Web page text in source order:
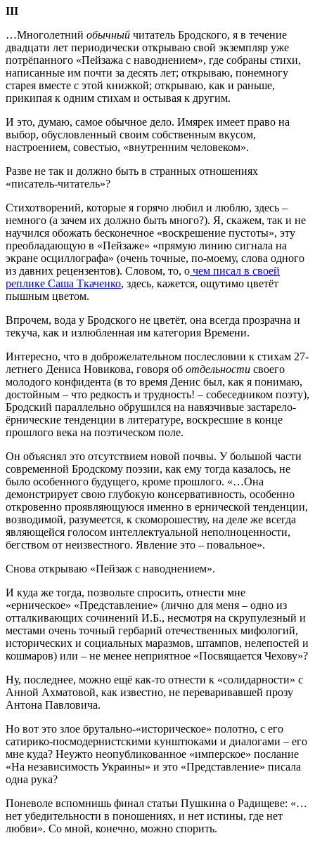
III
…Многолетний обычный читатель Бродского, я в течение
двадцати лет периодически открываю свой экземпляр уже
потрёпанного «Пейзажа с наводнением», где собраны стихи,
написанные им почти за десять лет; открываю, понемногу
старея вместе с этой книжкой; открываю, как и раньше,
прикипая к одним стихам и остывая к другим.
И это, думаю, самое обычное дело. Имярек имеет право на
выбор, обусловленный своим собственным вкусом,
настроением, совестью, «внутренним человеком».
Разве не так и должно быть в странных отношениях
«писатель-читатель»?
Стихотворений, которые я горячо любил и люблю, здесь –
немного (а зачем их должно быть много?). Я, скажем, так и не
научился обожать бесконечное «воскрешение пустоты», эту
преобладающую в «Пейзаже» «прямую линию сигнала на
экране осциллографа» (очень точные, по-моему, слова одного
из давних рецензентов). Словом, то, о чем писал в своей
реплике Саша Ткаченко, здесь, кажется, ощутимо цветёт
пышным цветом.
Впрочем, вода у Бродского не цветёт, она всегда прозрачна и
текуча, как и излюбленная им категория Времени.
Интересно, что в доброжелательном послесловии к стихам 27-
летнего Дениса Новикова, говоря об отдельности своего
молодого конфидента (в то время Денис был, как я понимаю,
достойным – что редкость и трудность! – собеседником поэту),
Бродский параллельно обрушился на навязчивые застарело-
ёрнические тенденции в литературе, воскресшие в конце
прошлого века на поэтическом поле.
Он объяснял это отсутствием новой почвы. У большой части
современной Бродскому поэзии, как ему тогда казалось, не
было особенного будущего, кроме прошлого. «…Она
демонстрирует свою глубокую консервативность, особенно
откровенно проявляющуюся именно в ернической тенденции,
возводимой, разумеется, к скоморошеству, на деле же всегда
являющейся голосом интеллектуальной неполноценности,
бегством от неизвестного. Явление это – повальное».
Снова открываю «Пейзаж с наводнением».
И куда же тогда, позвольте спросить, отнести мне
«ерническое» «Представление» (лично для меня – одно из
отталкивающих сочинений И.Б., несмотря на скрупулезный и
местами очень точный гербарий отечественных мифологий,
исторических и социальных маразмов, штампов, нелепостей и
кошмаров) или – не менее неприятное «Посвящается Чехову»?
Ну, последнее, можно ещё как-то отнести к «солидарности» с
Анной Ахматовой, как известно, не переваривавшей прозу
Антона Павловича.
Но вот это злое брутально-«историческое» полотно, с его
сатирико-посмодернистскими кунштюками и диалогами – его
мне куда? Неужто неопубликованное «имперское» послание
«На независимость Украины» и это «Представление» писала
одна рука?
Поневоле вспомнишь финал статьи Пушкина о Радищеве: «…
нет убедительности в поношениях, и нет истины, где нет
любви». Со мной, конечно, можно спорить.